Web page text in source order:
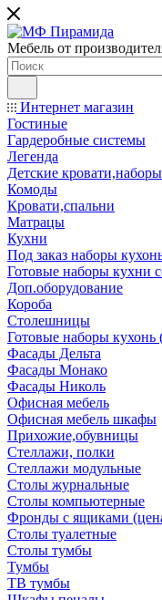
Мебель от
Интернет магазин
Гостиные
Гардеробные системы
Легенда
Детские кровати,наборы
Комоды
Кровати,спальни
Матрацы
Кухни
Под заказ наборы
Готовые наборы кухни
Доп.оборудование
Короба
Столешницы
Готовые наборы кухонь
Фасады Дельта
Фасады Монако
Фасады Николь
Офисная мебель
Офисная мебель шкафы
Прихожие,обувницы
Стеллажи, полки
Стеллажи модульные
Столы журнальные
Столы компьютерные
Фронды с ящиками
Столы туалетные
Столы тумбы
Тумбы
ТВ тумбы